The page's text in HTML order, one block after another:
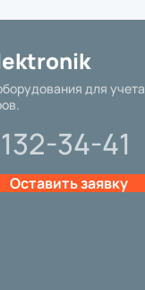
для учета
34-41
Оставить заявку